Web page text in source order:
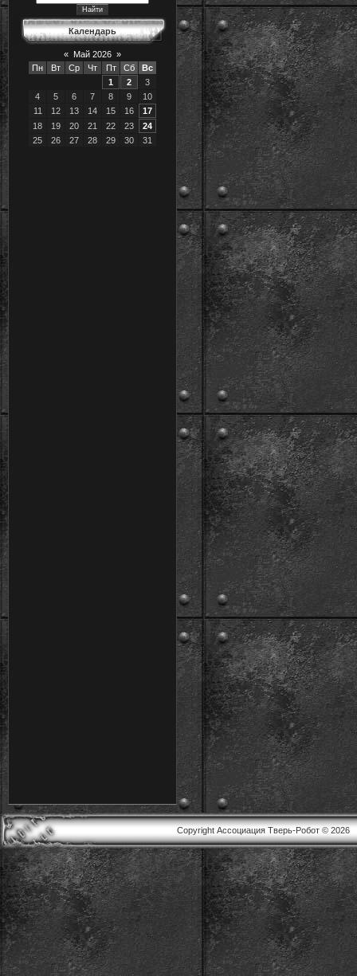
Календарь
« Май 2026 »
Пн
Вт Ср Чт Пт Сб
Вс
1
2
3
4
5 6 7 8 9
10
11
12 13 14 15 16
17
18
19 20 21 22 23
24
25
26 27 28 29 30 31
Copyright Ассоциация Тверь-Робот © 2026